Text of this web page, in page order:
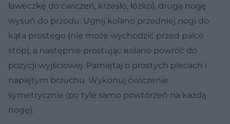
ławeczkę do ćwiczeń, krzesło, łóżko), drugą nogę
wysuń do przodu. Ugnij kolano przedniej nogi do
kąta prostego (nie może wychodzić przed palce
stóp), a następnie prostując kolano powróć do
pozycji wyjściowej. Pamiętaj o prostych plecach i
napiętym brzuchu. Wykonuj ćwiczenie
symetrycznie (po tyle samo powtórzeń na każdą
nogę).